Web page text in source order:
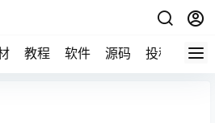
教程 软件 源码 投稿 关于